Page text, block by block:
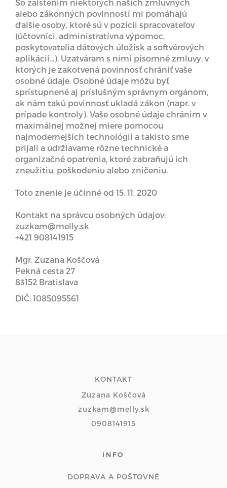
So zaistením niektorých našich zmluvných
alebo zákonných povinností mi pomáhajú
ďalšie osoby, ktoré sú v pozícii spracovateľov
(účtovníci, administratívna výpomoc,
poskytovatelia dátových úložísk a softvérových
aplikácií...). Uzatváram s nimi písomné zmluvy, v
ktorých je zakotvená povinnosť chrániť vaše
osobné údaje. Osobné údaje môžu byť
sprístupnené aj príslušným správnym orgánom,
ak nám takú povinnosť ukladá zákon (napr. v
prípade kontroly). Vaše osobné údaje chránim v
maximálnej možnej miere pomocou
najmodernejších technológií a takisto sme
prijali a udržiavame rôzne technické a
organizačné opatrenia, ktoré zabraňujú ich
zneužitiu, poškodeniu alebo zničeniu.
Toto znenie je účinné od 15. 11. 2020
Kontakt na správcu osobných údajov:
zuzkam@melly.sk
+421 908141915
Mgr. Zuzana Koščová
Pekná cesta 27
83152 Bratislava
DIČ: 1085095561
KONTAKT
Zuzana Koščová
zuzkam@melly.sk
0908141915
INFO
DOPRAVA A POŠTOVNÉ